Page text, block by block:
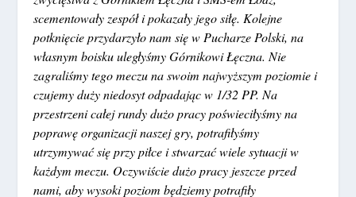
scementowały zespół i pokazały jego siłę. Kolejne
potknięcie przydarzyło nam się w Pucharze Polski, na
własnym boisku uległyśmy Górnikowi Łęczna. Nie
zagraliśmy tego meczu na swoim najwyższym poziomie i
czujemy duży niedosyt odpadając w 1/32 PP. Na
przestrzeni całej rundy dużo pracy poświeciłyśmy na
poprawę organizacji naszej gry, potrafiłyśmy
utrzymywać się przy piłce i stwarzać wiele sytuacji w
każdym meczu. Oczywiście dużo pracy jeszcze przed
nami, aby wysoki poziom będziemy potrafiły